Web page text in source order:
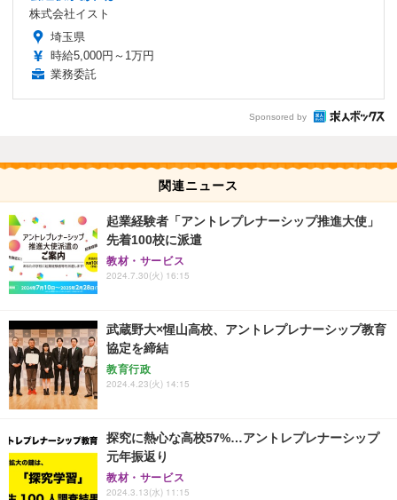
株式会社イスト
埼玉県
時給5,000円～1万円
業務委託
Sponsored by
関連ニュース
起業経験者「アントレプレナーシップ推進大使」
先着100校に派遣
教材・サービス
2024.7.30(火) 16:15
武蔵野大×惺山高校、アントレプレナーシップ教育
協定を締結
教育行政
2024.4.23(火) 14:15
探究に熱心な高校57%…アントレプレナーシップ
元年振返り
教材・サービス
2024.3.13(水) 11:15